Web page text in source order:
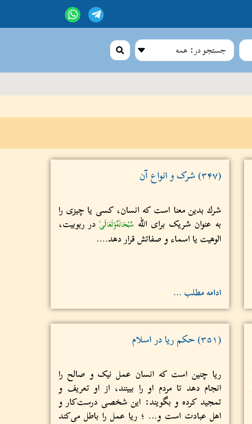
جستجو در: همه
(۳۴۷) شرک و انواع آن
شرك بدین معنا است که انسان، کسی یا چیزی را
به عنوان شریک برای الله سُبْحَانَهُ‌وَتَعَالَى در ربوبيت،
الوهيت یا اسماء و صفاتش قرار دهد....
ادامه مطلب …
(۳۵۱) حکم ریا در اسلام
ریا چنین است که انسان عمل نیک و صالح را
انجام دهد تا مردم او را ببینند، از او تعریف و
تمجید کرده و بگویند: این شخصی درست‌کار و
اهل عبادت است و... ؛ ریا عمل را باطل می‌کند